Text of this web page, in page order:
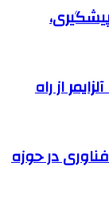
پیشگیری،
از راه
فناوری در حوزه